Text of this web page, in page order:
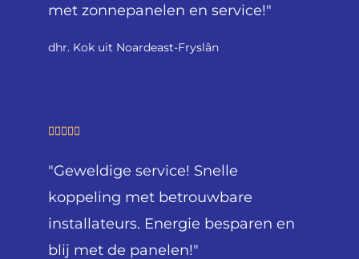
a
5
e
n
5
met zonnepanelen en service!"
dhr. Kok uit Noardeast-Fryslân
    
a
e
r
"Geweldige service! Snelle
koppeling met betrouwbare
installateurs. Energie besparen en
blij met de panelen!"